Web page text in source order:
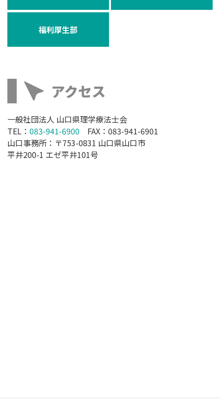
福利厚生部
アクセス
一般社団法人 山口県理学療法士会
TEL： 083-941-6900 FAX：083-941-6901
山口事務所：〒753-0831 山口県山口市
平井200-1 エゼ平井101号